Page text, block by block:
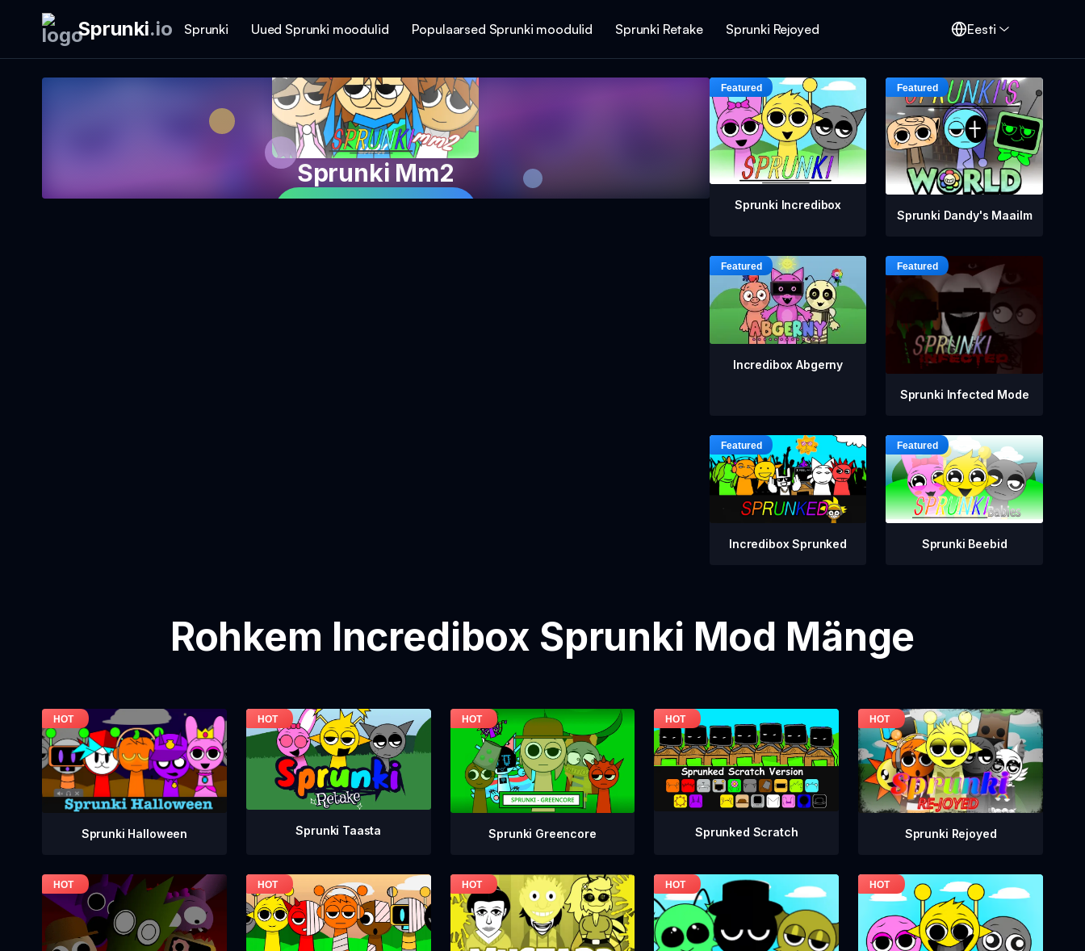
Sprunki.io Sprunki Uued Sprunki moodulid Populaarsed Sprunki moodulid Sprunki Retake Sprunki Rejoyed Eesti
Sprunki Mm2
Sprunki Incredibox
Sprunki Dandy's Maailm
Incredibox Abgerny
Sprunki Infected Mode
Incredibox Sprunked Sprunki Beebid
Rohkem Incredibox Sprunki Mod Mänge
Sprunki Halloween Sprunki Taasta Sprunki Greencore Sprunked Scratch Sprunki Rejoyed